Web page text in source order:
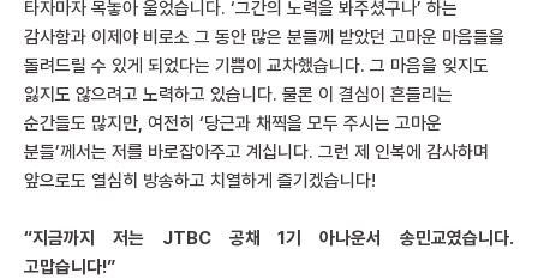
타자마자 목놓아 울었습니다. ‘그간의 노력을 봐주셨구나’ 하는
감사함과 이제야 비로소 그 동안 많은 분들께 받았던 고마운 마음들을
돌려드릴 수 있게 되었다는 기쁨이 교차했습니다. 그 마음을 잊지도
잃지도 않으려고 노력하고 있습니다. 물론 이 결심이 흔들리는
순간들도 많지만, 여전히 ‘당근과 채찍을 모두 주시는 고마운
분들’께서는 저를 바로잡아주고 계십니다. 그런 제 인복에 감사하며
앞으로도 열심히 방송하고 치열하게 즐기겠습니다!
“지금까지 저는 JTBC 공채 1기 아나운서 송민교였습니다.
고맙습니다!”